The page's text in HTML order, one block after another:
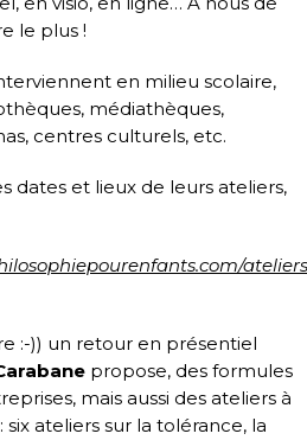
le plus !
en milieu scolaire,
médiathèques,
centres culturels, etc.
dates et lieux de leurs ateliers,
:-)) un retour en présentiel
propose, des formules
mais aussi des ateliers à
ateliers sur la tolérance, la